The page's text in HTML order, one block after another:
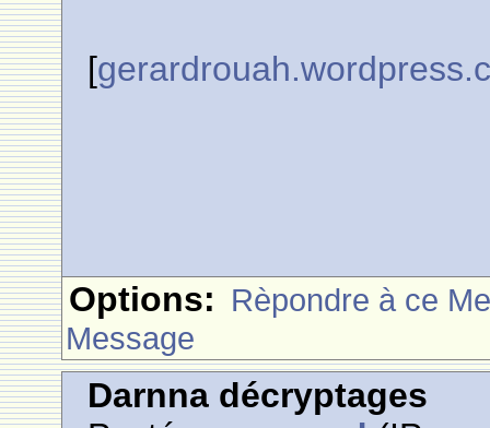
[
Options: Rèpondre à ce
Message
Darnna décryptages